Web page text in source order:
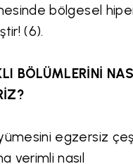
bölgesel
(6).
BÖLÜMLERİNİ
egzersiz
verimli nasıl